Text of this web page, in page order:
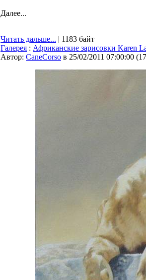
Далее...
Читать дальше... | 1183 байт
Галерея : Африканские зарисовки Karen
Автор: CaneCorso в 25/02/2011 07:00:00 (